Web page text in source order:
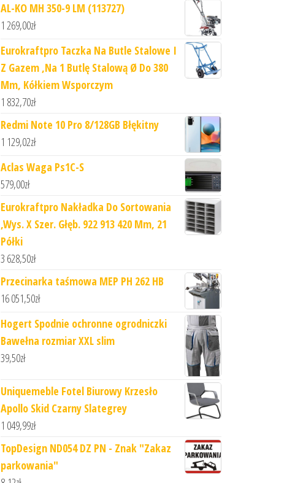
AL-KO MH 350-9 LM (113727)
1 269,00zł
Eurokraftpro Taczka Na Butle Stalowe I
Z Gazem ,Na 1 Butlę Stalową Ø Do 380
Mm, Kółkiem Wsporczym
1 832,70zł
Redmi Note 10 Pro 8/128GB Błękitny
1 129,02zł
Aclas Waga Ps1C-S
579,00zł
Eurokraftpro Nakładka Do Sortowania
,Wys. X Szer. Głęb. 922 913 420 Mm, 21
Półki
3 628,50zł
Przecinarka taśmowa MEP PH 262 HB
16 051,50zł
Hogert Spodnie ochronne ogrodniczki
Bawełna rozmiar XXL slim
39,50zł
Uniquemeble Fotel Biurowy Krzesło
Apollo Skid Czarny Slategrey
1 049,99zł
TopDesign ND054 DZ PN - Znak "Zakaz
parkowania"